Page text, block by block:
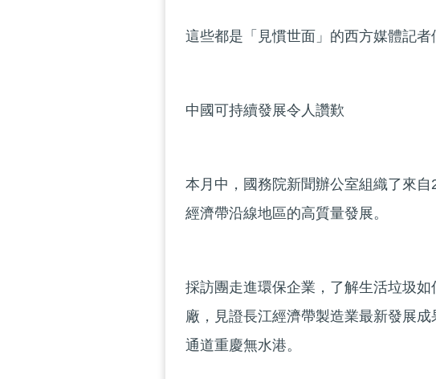
這些都是「見慣世面」的西方媒體記者
中國可持續發展令人讚歎
本月中，國務院新聞辦公室組織了來
經濟帶沿線地區的高質量發展。
採訪團走進環保企業，了解生活垃圾
廠，見證長江經濟帶製造業最新發展
通道重慶無水港。